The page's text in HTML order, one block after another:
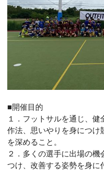
■開催目的
１．フットサルを通じ、健
作法、思いやりを身につけ
を深めること。
２．多くの選手に出場の
つけ、改善する姿勢を身に